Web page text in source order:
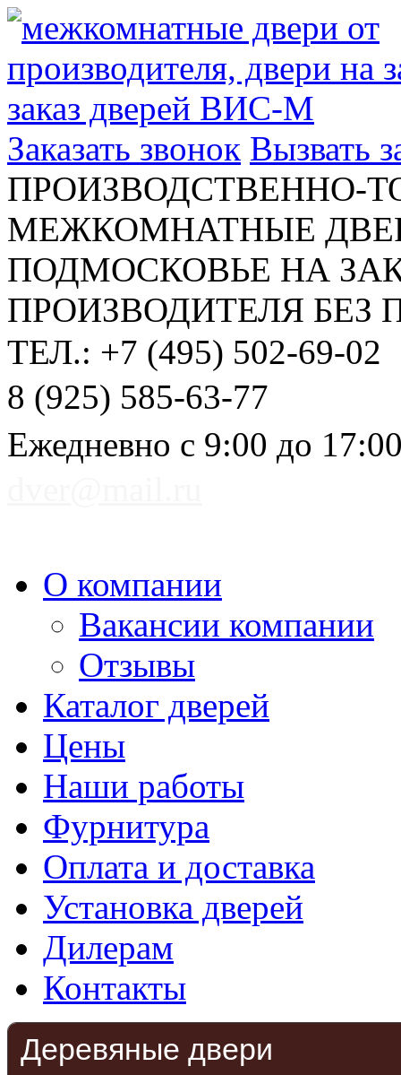
Заказать звонок Вызвать
ПРОИЗВОДСТВЕННО-
МЕЖКОМНАТНЫЕ
ПОДМОСКОВЬЕ НА
ПРОИЗВОДИТЕЛЯ БЕЗ
ТЕЛ.: +7 (495) 502-69-02
8 (925) 585-63-77
Ежедневно с 9:00 до
О компании
Вакансии компании
Отзывы
Каталог дверей
Цены
Наши работы
Фурнитура
Оплата и доставка
Установка дверей
Дилерам
Контакты
Деревяные двери